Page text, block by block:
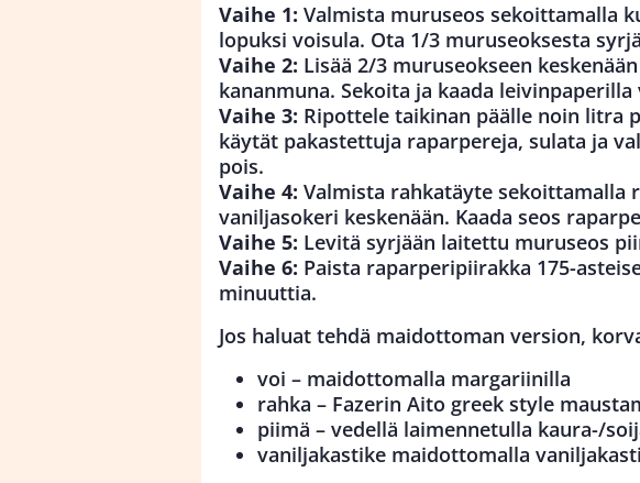
Vaihe 1: Valmista muruseos sekoittamalla
lopuksi voisula. Ota 1/3 muruseoksesta
Vaihe 2: Lisää 2/3 muruseokseen
kananmuna. Sekoita ja kaada
Vaihe 3: Ripottele taikinan päälle noin litra
käytät pakastettuja raparpereja, sulata ja
pois.
Vaihe 4: Valmista rahkatäyte sekoittamalla
vaniljasokeri keskenään. Kaada seos
Vaihe 5: Levitä syrjään laitettu muruseos
Vaihe 6: Paista raparperipiirakka 175-
minuuttia.
Jos haluat tehdä maidottoman version,
voi – maidottomalla margariinilla
rahka – Fazerin Aito greek style
piimä – vedellä laimennetulla kaura-/
vaniljakastike maidottomalla